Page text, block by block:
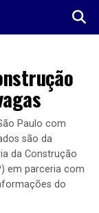
Paulo com
são da
da Construção
em parceria com
do